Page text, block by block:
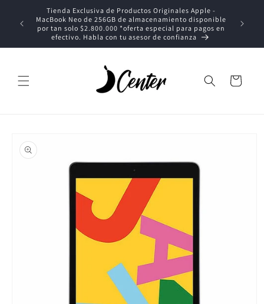
directamente
al contenido
Tienda Exclusiva de Productos Originales Apple -
MacBook Neo de 256GB de almacenamiento disponible
por tan solo $2.800.000 *oferta especial para pagos en
efectivo. Habla con tu asesor de confianza
Carrito
información